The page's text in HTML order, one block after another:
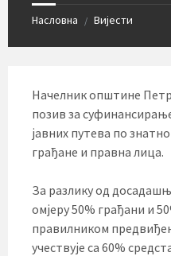
Насловна / Вијести
Начелник општине
позив за
јавних путева по
грађане и правна лица.
За разлику од
омјеру 50% грађани и
правилником
учествује са 60%